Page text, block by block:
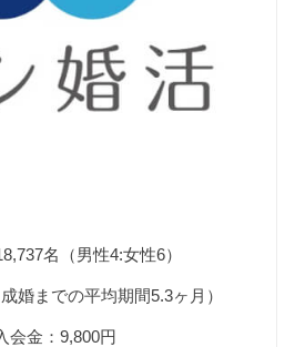
名（男性4:女性6）
婚までの平均期間5.3ヶ月）
会金：9,800円